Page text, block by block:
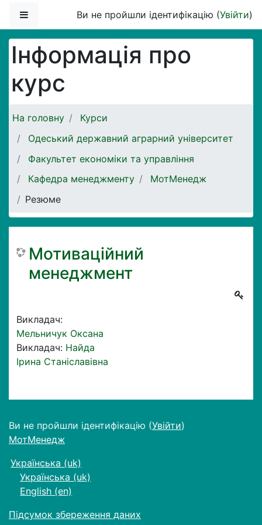
Бокова панельВи не пройшли ідентифікацію (Увійти)
Інформація про
курс
На головну
Курси
Одеський державний аграрний університет
Факультет економіки та управління
Кафедра менеджменту
МотМенедж
Резюме
Мотиваційний
менеджмент
Викладач:
Мельничук Оксана
Викладач: Найда
Ірина Станіславівна
Ви не пройшли ідентифікацію (Увійти)
МотМенедж
Українська ‎(uk)‎
Українська ‎(uk)‎
English ‎(en)‎
Підсумок збереження даних